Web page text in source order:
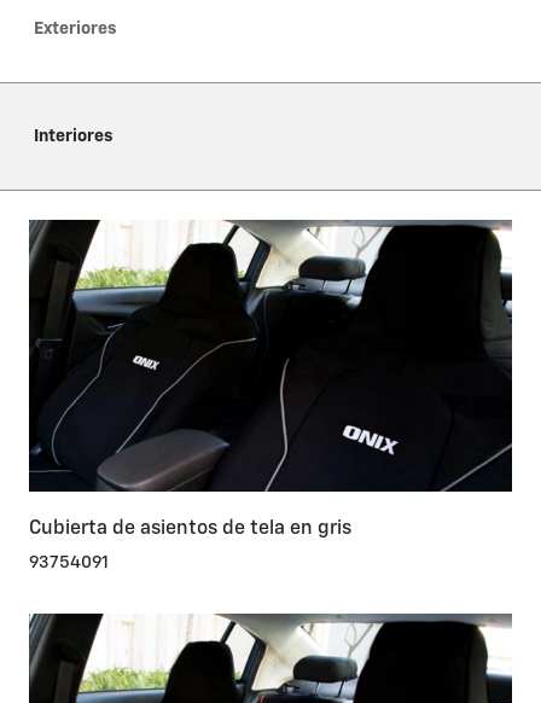
Exteriores
Interiores
Cubierta de asientos de tela en gris
93754091